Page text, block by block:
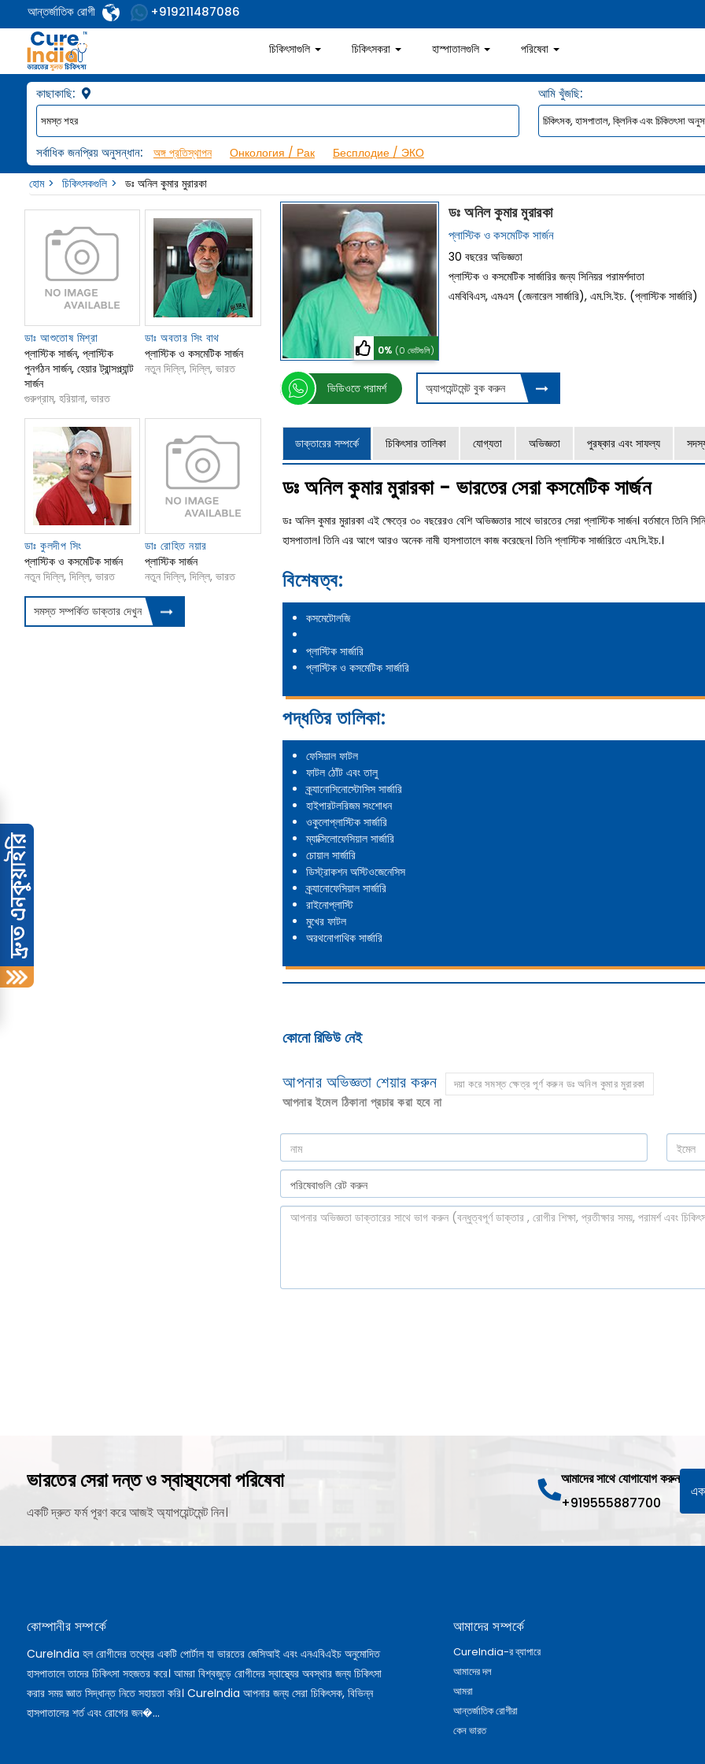
আন্তর্জাতিক রোগী +919211487086
চিকিৎসাগুলি চিকিৎসকরা হাস্পাতালগুলি পরিষেবা
কাছাকাছি: আমি খুঁজছি:
সর্বাধিক জনপ্রিয় অনুসন্ধান: অঙ্গ প্রতিস্থাপন Онкология / Рак
Бесплодие / ЭКО
হোম
চিকিৎসকগুলি ডঃ অনিল কুমার মুরারকা
0% (0 ভোটগুলি)
ডঃ অনিল কুমার মুরারকা
প্লাস্টিক ও কসমেটিক সার্জন
30 বছরের অভিজ্ঞতা
প্লাস্টিক ও কসমেটিক সার্জারির জন্য সিনিয়র পরামর্শদাতা
এমবিবিএস, এমএস (জেনারেল সার্জারি), এম.সি.ইচ. (প্লাস্টিক সার্জারি)
ভিডিওতে পরামর্শ অ্যাপয়েন্টমেন্ট বুক করুন
ডাক্তারের সম্পর্কে চিকিৎসার তালিকা যোগ্যতা অভিজ্ঞতা পুরষ্কার এবং সাফল্য
ডঃ অনিল কুমার মুরারকা - ভারতের সেরা কসমেটিক সার্জন
ডঃ অনিল কুমার মুরারকা এই ক্ষেত্রে ৩০ বছরেরও বেশি অভিজ্ঞতার সাথে ভারতের সেরা প্লাস্টিক সার্জন। বর্তমানে তিনি
হাসপাতাল। তিনি এর আগে আরও অনেক নামী হাসপাতালে কাজ করেছেন। তিনি প্লাস্টিক সার্জারিতে এম.সি.ইচ.।
বিশেষত্ব:
কসমেটোলজি
প্লাস্টিক সার্জারি
প্লাস্টিক ও কসমেটিক সার্জারি
পদ্ধতির তালিকা:
ফেসিয়াল ফাটল
ফাটল ঠোঁট এবং তালু
ক্র্যানোসিনোস্টোসিস সার্জারি
হাইপারটলরিজম সংশোধন
ওকুলোপ্লাস্টিক সার্জারি
ম্যাক্সিলোফেসিয়াল সার্জারি
চোয়াল সার্জারি
ডিস্ট্রাকশন অস্টিওজেনেসিস
ক্র্যানোফেসিয়াল সার্জারি
রাইনোপ্লাস্টি
মুখের ফাটল
অরথনোগাথিক সার্জারি
কোনো রিভিউ নেই
আপনার অভিজ্ঞতা শেয়ার করুন দয়া করে সমস্ত ক্ষেত্র পূর্ণ করুন ডঃ অনিল কুমার মুরারকা
আপনার ইমেল ঠিকানা প্রচার করা হবে না
ডাঃ আশুতোষ মিশ্রা
প্লাস্টিক সার্জন, প্লাস্টিক
পুনর্গঠন সার্জন, হেয়ার ট্রান্সপ্ল্যান্ট
সার্জন
গুরুগ্রাম, হরিয়ানা, ভারত
ডাঃ অবতার সিং বাথ
প্লাস্টিক ও কসমেটিক সার্জন
নতুন দিল্লি, দিল্লি, ভারত
ডাঃ কুলদীপ সিং
প্লাস্টিক ও কসমেটিক সার্জন
নতুন দিল্লি, দিল্লি, ভারত
ডাঃ রোহিত নয়ার
প্লাস্টিক সার্জন
নতুন দিল্লি, দিল্লি, ভারত
সমস্ত সম্পর্কিত ডাক্তার দেখুন
ভারতের সেরা দন্ত ও স্বাস্থ্যসেবা পরিষেবা
একটি দ্রুত ফর্ম পূরণ করে আজই অ্যাপয়েন্টমেন্ট নিন।
আমাদের সাথে যোগাযোগ করুন
+919555887700
কোম্পানীর সম্পর্কে
CureIndia হল রোগীদের তথ্যের একটি পোর্টাল যা ভারতের জেসিআই এবং এনএবিএইচ অনুমোদিত
হাসপাতালে তাদের চিকিৎসা সহজতর করে। আমরা বিশ্বজুড়ে রোগীদের স্বাস্থ্যের অবস্থার জন্য চিকিৎসা
করার সময় জ্ঞাত সিদ্ধান্ত নিতে সহায়তা করি। CureIndia আপনার জন্য সেরা চিকিৎসক, বিভিন্ন
হাসপাতালের শর্ত এবং রোগের জন�...
আমাদের সম্পর্কে
CureIndia-র ব্যাপারে
আমাদের দল
আমরা
আন্তর্জাতিক রোগীরা
কেন ভারত